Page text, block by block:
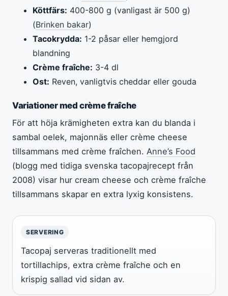
Köttfärs: 400-800 g (vanligast är 500 g)
(Brinken bakar)
Tacokrydda: 1-2 påsar eller hemgjord
blandning
Crème fraîche: 3-4 dl
Ost: Reven, vanligtvis cheddar eller gouda
Variationer med crème fraîche
För att höja krämigheten extra kan du blanda i
sambal oelek, majonnäs eller crème cheese
tillsammans med crème fraîchen. Anne’s Food
(blogg med tidiga svenska tacopajrecept från
2008) visar hur cream cheese och crème fraîche
tillsammans skapar en extra lyxig konsistens.
SERVERING
Tacopaj serveras traditionellt med
tortillachips, extra crème fraîche och en
krispig sallad vid sidan av.